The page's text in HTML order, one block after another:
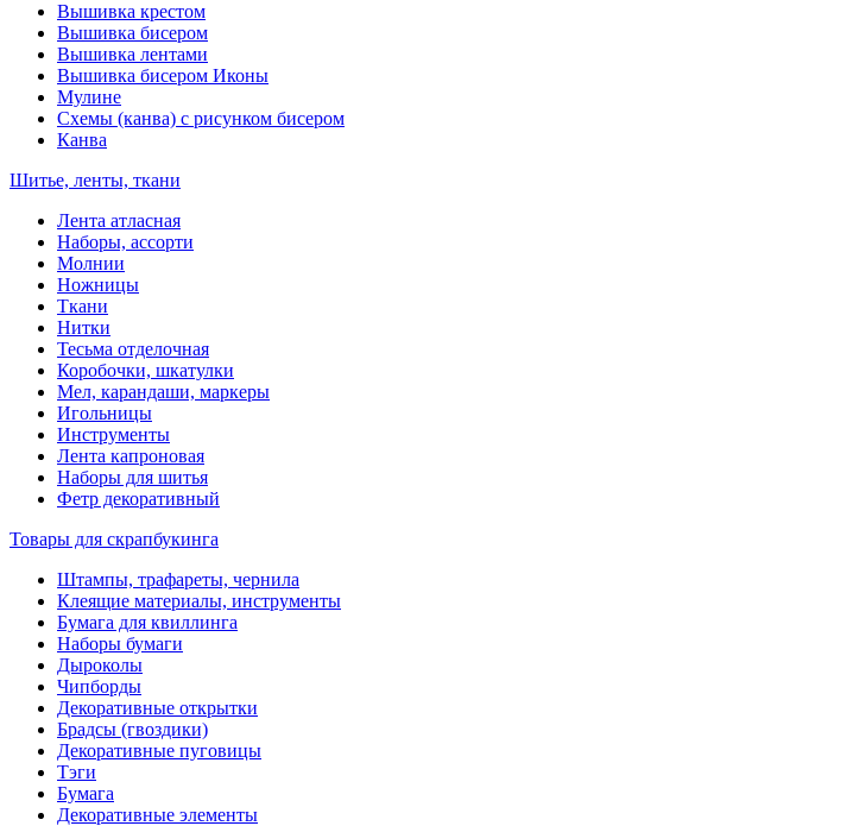
Вышивка крестом
Вышивка бисером
Вышивка лентами
Вышивка бисером Иконы
Мулине
Схемы (канва) с рисунком бисером
Канва
Шитье, ленты, ткани
Лента атласная
Наборы, ассорти
Молнии
Ножницы
Ткани
Нитки
Тесьма отделочная
Коробочки, шкатулки
Мел, карандаши, маркеры
Игольницы
Инструменты
Лента капроновая
Наборы для шитья
Фетр декоративный
Товары для скрапбукинга
Штампы, трафареты, чернила
Клеящие материалы, инструменты
Бумага для квиллинга
Наборы бумаги
Дыроколы
Чипборды
Декоративные открытки
Брадсы (гвоздики)
Декоративные пуговицы
Тэги
Бумага
Декоративные элементы